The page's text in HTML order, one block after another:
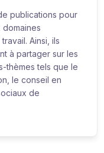
publications pour
Ainsi, ils
à partager sur les
thèmes tels que le
le conseil en
de